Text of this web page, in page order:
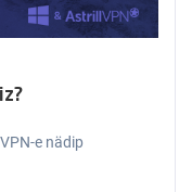
e nädip